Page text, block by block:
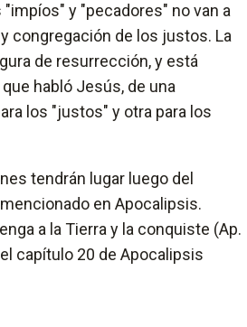
y "pecadores" no van a
congregación de los justos. La
de resurrección, y está
habló Jesús, de una
los "justos" y otra para los
tendrán lugar luego del
en Apocalipsis.
a la Tierra y la conquiste (Ap.
capítulo 20 de Apocalipsis